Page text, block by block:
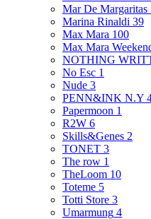
Mar De Margaritas
Marina Rinaldi 39
Max Mara 100
Max Mara
NOTHING
No Esc 1
Nude 3
PENN&INK N.Y
Papermoon 1
R2W 6
Skills&Genes 2
TONET 3
The row 1
TheLoom 10
Toteme 5
Totti Store 3
Umarmung 4